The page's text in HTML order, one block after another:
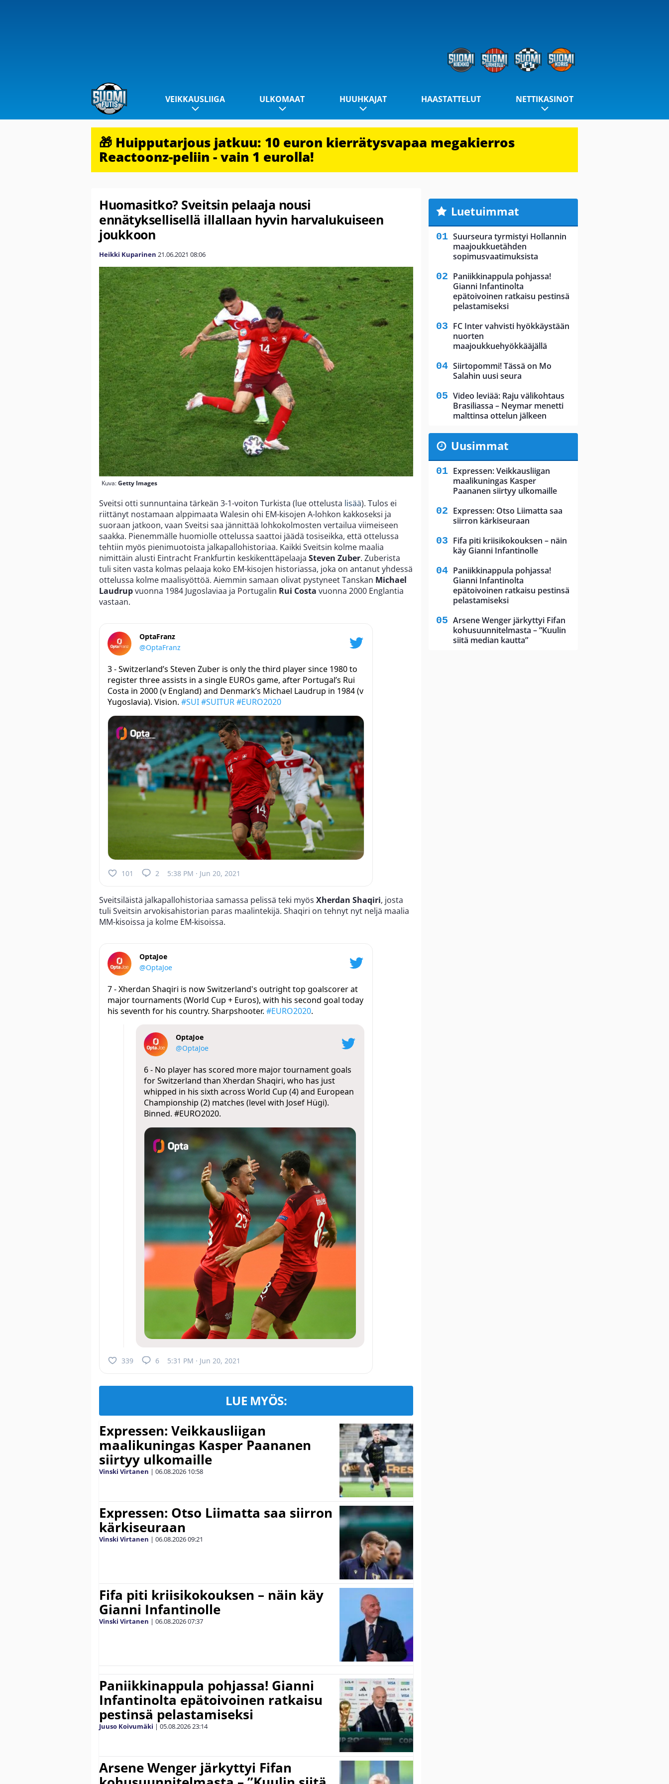
VEIKKAUSLIIGA ULKOMAAT HUUHKAJAT HAASTATTELUT NETTIKASINOT
🎁 Huipputarjous jatkuu: 10 euron kierrätysvapaa megakierros
Reactoonz-peliin - vain 1 eurolla!
Huomasitko? Sveitsin pelaaja nousi
ennätyksellisellä illallaan hyvin harvalukuiseen
joukkoon
Heikki Kuparinen 21.06.2021 08:06
Kuva:Getty Images
Sveitsi otti sunnuntaina tärkeän 3-1-voiton Turkista (lue ottelusta lisää). Tulos ei
riittänyt nostamaan alppimaata Walesin ohi EM-kisojen A-lohkon kakkoseksi ja
suoraan jatkoon, vaan Sveitsi saa jännittää lohkokolmosten vertailua viimeiseen
saakka. Pienemmälle huomiolle ottelussa saattoi jäädä tosiseikka, että ottelussa
tehtiin myös pienimuotoista jalkapallohistoriaa. Kaikki Sveitsin kolme maalia
nimittäin alusti Eintracht Frankfurtin keskikenttäpelaaja Steven Zuber. Zuberista
tuli siten vasta kolmas pelaaja koko EM-kisojen historiassa, joka on antanut yhdessä
ottelussa kolme maalisyöttöä. Aiemmin samaan olivat pystyneet Tanskan Michael
Laudrupvuonna 1984 Jugoslaviaa ja Portugalin Rui Costa vuonna 2000 Englantia
vastaan.
OptaFranz
@OptaFranz
3 - Switzerland’s Steven Zuber is only the third player since 1980 to
register three assists in a single EUROs game, after Portugal’s Rui
Costa in 2000 (v England) and Denmark’s Michael Laudrup in 1984 (v
Yugoslavia). Vision. #SUI#SUITUR#EURO2020
101 2 5:38 PM · Jun 20, 2021
Sveitsiläistä jalkapallohistoriaa samassa pelissä teki myös Xherdan Shaqiri, josta
tuli Sveitsin arvokisahistorian paras maalintekijä. Shaqiri on tehnyt nyt neljä maalia
MM-kisoissa ja kolme EM-kisoissa.
OptaJoe
@OptaJoe
7 - Xherdan Shaqiri is now Switzerland's outright top goalscorer at
major tournaments (World Cup + Euros), with his second goal today
his seventh for his country. Sharpshooter. #EURO2020.
OptaJoe
@OptaJoe
6 - No player has scored more major tournament goals
for Switzerland than Xherdan Shaqiri, who has just
whipped in his sixth across World Cup (4) and European
Championship (2) matches (level with Josef Hügi).
Binned.#EURO2020.
339 6 5:31 PM · Jun 20, 2021
LUE MYÖS:
Expressen: Veikkausliigan
maalikuningas Kasper Paananen
siirtyy ulkomaille
Vinski Virtanen | 06.08.2026 10:58
Expressen: Otso Liimatta saa siirron
kärkiseuraan
Vinski Virtanen | 06.08.202609:21
Fifa piti kriisikokouksen – näin käy
Gianni Infantinolle
Vinski Virtanen | 06.08.202607:37
Paniikkinappula pohjassa! Gianni
Infantinolta epätoivoinen ratkaisu
pestinsä pelastamiseksi
Juuso Koivumäki | 05.08.202623:14
Arsene Wenger järkyttyi Fifan
Luetuimmat
Suurseura tyrmistyi Hollannin
maajoukkuetähden
sopimusvaatimuksista
Paniikkinappula pohjassa!
Gianni Infantinolta
epätoivoinen ratkaisu pestinsä
pelastamiseksi
FC Inter vahvisti hyökkäystään
nuorten
maajoukkuehyökkääjällä
Siirtopommi! Tässä on Mo
Salahin uusi seura
Video leviää: Raju välikohtaus
Brasiliassa – Neymar menetti
malttinsa ottelun jälkeen
Uusimmat
Expressen: Veikkausliigan
maalikuningas Kasper
Paananen siirtyy ulkomaille
Expressen: Otso Liimatta saa
siirron kärkiseuraan
Fifa piti kriisikokouksen – näin
käy Gianni Infantinolle
Paniikkinappula pohjassa!
Gianni Infantinolta
epätoivoinen ratkaisu pestinsä
pelastamiseksi
Arsene Wenger järkyttyi Fifan
kohusuunnitelmasta – ”Kuulin
siitä median kautta”